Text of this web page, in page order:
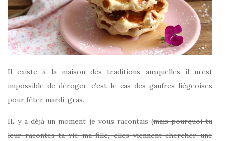
Il existe à la maison des traditions auxquelles il m’est
impossible de déroger, c’est le cas des gaufres liégeoises
pour fêter mardi-gras.
IL y a déjà un moment je vous racontais (mais pourquoi tu
leur racontes ta vie ma fille, elles viennent chercher une